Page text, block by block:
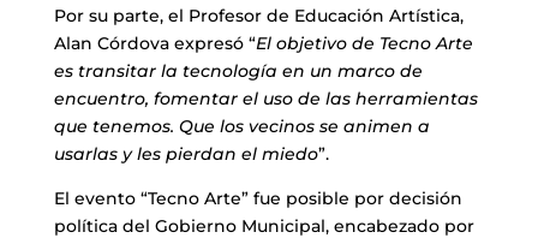
Por su parte, el Profesor de Educación Artística,
Alan Córdova expresó “El objetivo de Tecno Arte
es transitar la tecnología en un marco de
encuentro, fomentar el uso de las herramientas
que tenemos. Que los vecinos se animen a
usarlas y les pierdan el miedo”.
El evento “Tecno Arte” fue posible por decisión
política del Gobierno Municipal, encabezado por